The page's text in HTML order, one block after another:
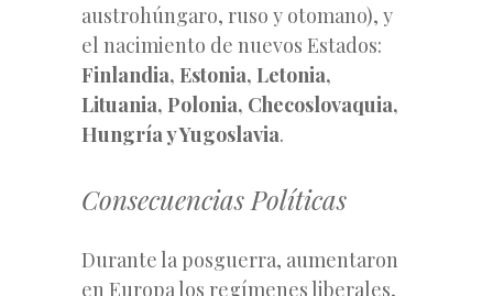
austrohúngaro, ruso y otomano), y
el nacimiento de nuevos Estados:
Finlandia, Estonia, Letonia,
Lituania, Polonia, Checoslovaquia,
Hungría y Yugoslavia.
Consecuencias Políticas
Durante la posguerra, aumentaron
en Europa los regímenes liberales,